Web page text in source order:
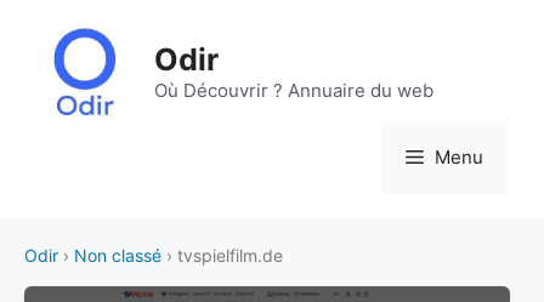
contenu
Odir
Où Découvrir ? Annuaire du web
Menu
Odir › Non classé › tvspielfilm.de